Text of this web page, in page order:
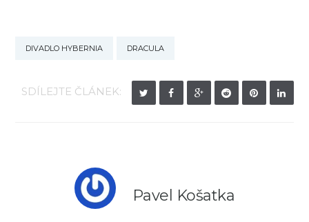
DIVADLO HYBERNIA DRACULA
SDÍLEJTE ČLÁNEK:
Pavel Košatka